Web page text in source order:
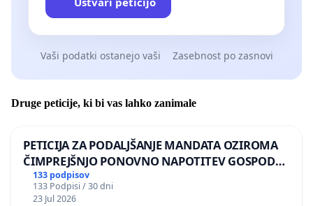
Vaši podatki ostanejo vaši Zasebnost po zasnovi
Druge peticije, ki bi vas lahko zanimale
PETICIJA ZA PODALJŠANJE MANDATA OZIROMA
ČIMPREJŠNJO PONOVNO NAPOTITEV GOSPODA
BERNARDA ŠRAJNERJA NA VELEPOSLANIŠTVO
REPUBLIKE SLOVENIJE V MOSKVI
133 podpisov
133 Podpisi / 30 dni
23 Jul 2026